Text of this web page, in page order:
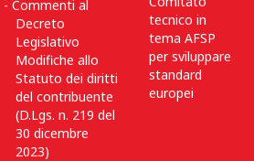
Commenti al
Decreto
Legislativo
Modifiche allo
Statuto dei diritti
del contribuente
(D.Lgs. n. 219 del
30 dicembre
2023)
tecnico in
tema AFSP
per sviluppare
standard
europei